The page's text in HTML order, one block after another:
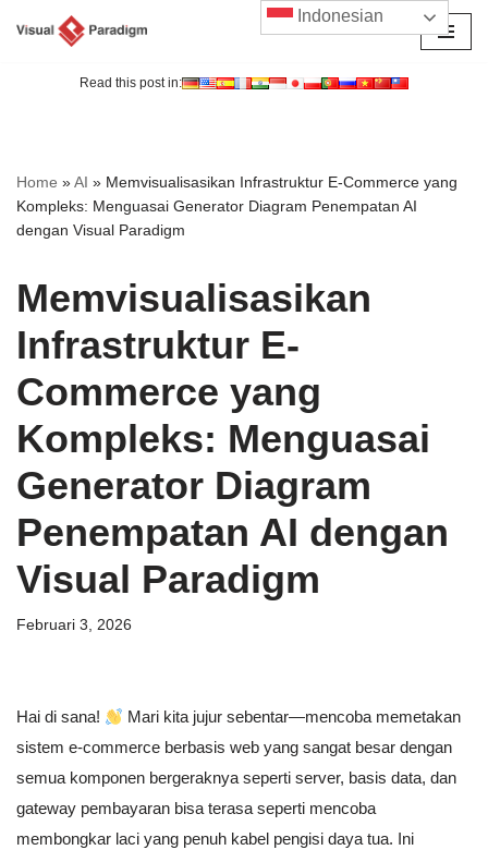
Read this post in:
Home »AI » Memvisualisasikan Infrastruktur E-Commerce yang
Kompleks: Menguasai Generator Diagram Penempatan AI
dengan Visual Paradigm
Memvisualisasikan
Infrastruktur E-
Commerce yang
Kompleks: Menguasai
Generator Diagram
Penempatan AI dengan
Visual Paradigm
Februari 3, 2026
Hai di sana!
Mari kita jujur sebentar—mencoba memetakan
sistem e-commerce berbasis web yang sangat besar dengan
semua komponen bergeraknya seperti server, basis data, dan
gateway pembayaran bisa terasa seperti mencoba
membongkar laci yang penuh kabel pengisi daya tua. Ini
Indonesian